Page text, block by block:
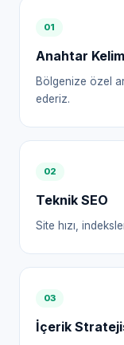
01
Anahtar
Bölgenize özel
ederiz.
02
Teknik SEO
Site hızı,
03
İçerik